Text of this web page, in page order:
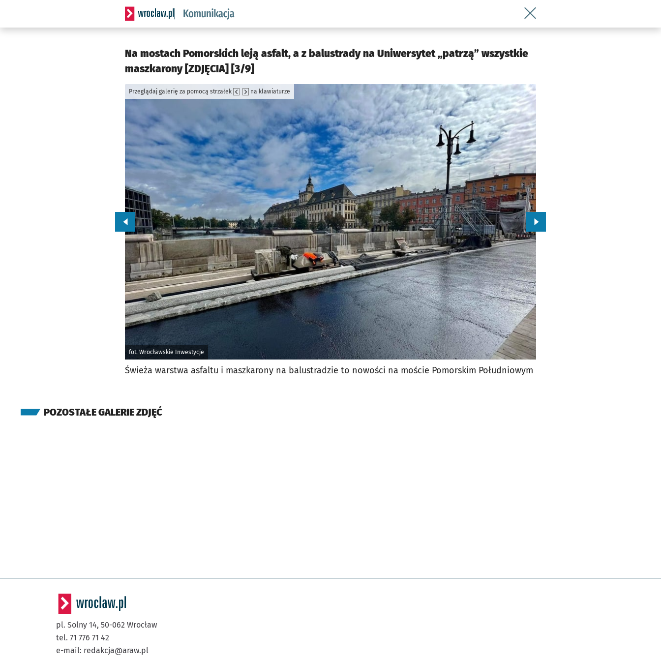
Serwis informacyjny wroclaw.pl podserwis: Komunikacja
Wróć do artykułu Na mostach
Na mostach Pomorskich leją asfalt, a z balustrady na Uniwersytet „patrzą” wszystkie
maszkarony [ZDJĘCIA] [3/9]
fot. Wrocławskie Inwestycje
Przeglądaj galerię za pomocą strzałek na klawiaturze
Przejdź do poprzedniego zdjęcia. Przejdź do kolejnego zdjęcia.
Świeża warstwa asfaltu i maszkarony na balustradzie to nowości na moście Pomorskim Południowym
POZOSTAŁE GALERIE ZDJĘĆ
pl. Solny 14, 50-062 Wrocław
tel. 71 776 71 42
e-mail: redakcja@araw.pl